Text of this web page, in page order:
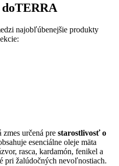
najobľúbenejšie produkty
zmes určená pre starostlivosť o
esenciálne oleje mäta
rasca, kardamón, fenikel a
pri žalúdočných nevoľnostiach.